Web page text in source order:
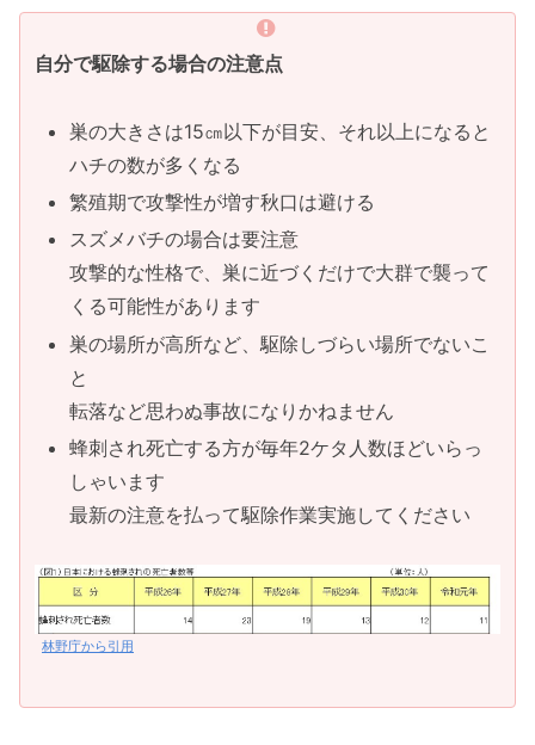
自分で駆除する場合の注意点
巣の大きさは15㎝以下が目安、それ以上になると
ハチの数が多くなる
繁殖期で攻撃性が増す秋口は避ける
スズメバチの場合は要注意
攻撃的な性格で、巣に近づくだけで大群で襲って
くる可能性があります
巣の場所が高所など、駆除しづらい場所でないこ
と
転落など思わぬ事故になりかねません
蜂刺され死亡する方が毎年2ケタ人数ほどいらっ
しゃいます
最新の注意を払って駆除作業実施してください
林野庁から引用